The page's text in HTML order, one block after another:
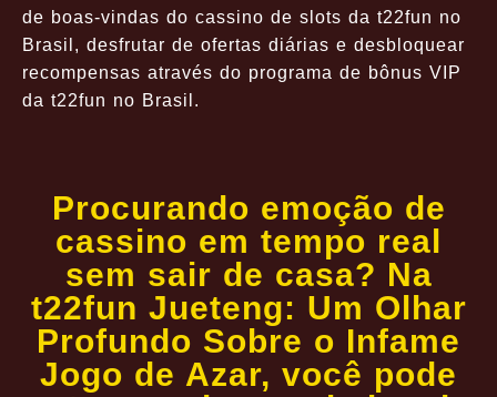
de boas-vindas do cassino de slots da t22fun no
Brasil, desfrutar de ofertas diárias e desbloquear
recompensas através do programa de bônus VIP
da t22fun no Brasil.
Procurando emoção de
cassino em tempo real
sem sair de casa? Na
t22fun Jueteng: Um Olhar
Profundo Sobre o Infame
Jogo de Azar, você pode